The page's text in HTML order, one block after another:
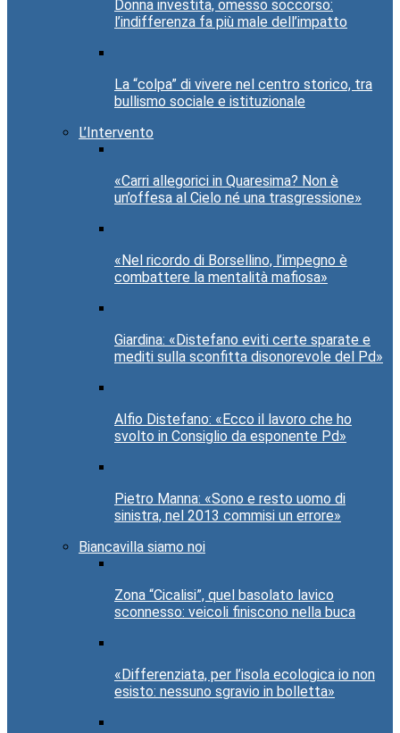
Donna investita, omesso soccorso:
l’indifferenza fa più male dell’impatto
La “colpa” di vivere nel centro storico, tra
bullismo sociale e istituzionale
L’Intervento
«Carri allegorici in Quaresima? Non è
un’offesa al Cielo né una trasgressione»
«Nel ricordo di Borsellino, l’impegno è
combattere la mentalità mafiosa»
Giardina: «Distefano eviti certe sparate e
mediti sulla sconfitta disonorevole del Pd»
Alfio Distefano: «Ecco il lavoro che ho
svolto in Consiglio da esponente Pd»
Pietro Manna: «Sono e resto uomo di
sinistra, nel 2013 commisi un errore»
Biancavilla siamo noi
Zona “Cicalisi”, quel basolato lavico
sconnesso: veicoli finiscono nella buca
«Differenziata, per l’isola ecologica io non
esisto: nessuno sgravio in bolletta»